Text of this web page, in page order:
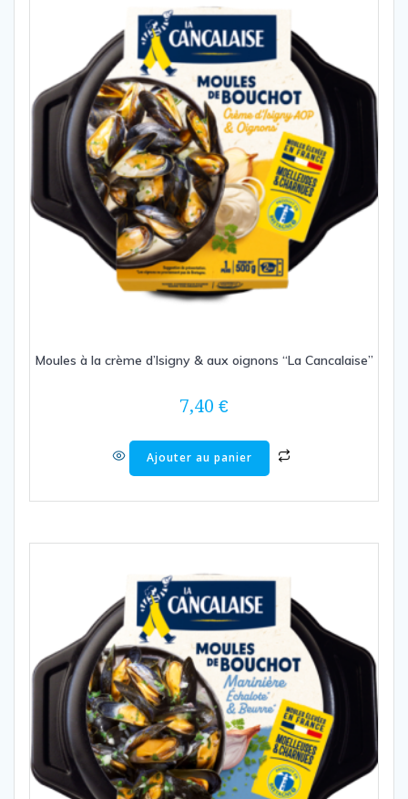
Moules à la crème d’Isigny & aux oignons “La Cancalaise”
7,40 €
Ajouter au panier